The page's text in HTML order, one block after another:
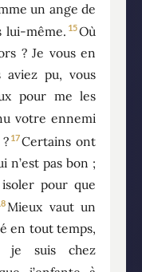
un ange de
lui-même. 15Où
? Je vous en
aviez pu, vous
pour me les
votre ennemi
17Certains ont
n’est pas bon ;
pour que
Mieux vaut un
en tout temps,
je suis chez